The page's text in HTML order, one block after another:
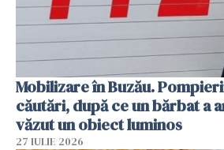
Mobilizare în Buzău.
căutări, după ce un bărbat a
văzut un obiect luminos
27 IULIE 2026